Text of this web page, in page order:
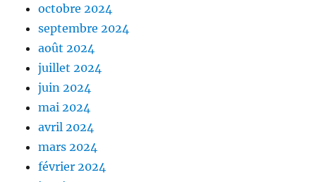
octobre 2024
septembre 2024
août 2024
juillet 2024
juin 2024
mai 2024
avril 2024
mars 2024
février 2024